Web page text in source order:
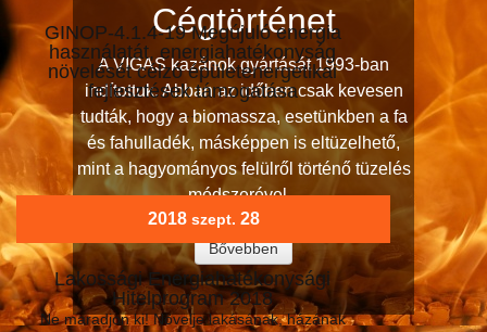
Cégtörténet
A VIGAS kazánok gyártását 1993-ban
indítottuk. Abban az időben csak kevesen
tudták, hogy a biomassza, esetünkben a fa
és fahulladék, másképpen is eltüzelhető,
mint a hagyományos felülről történő tüzelés
módszerével...
Bővebben
GINOP-4.1.4-19 Megújuló energia
használatát, energiahatékonyság
növelését célzó épületenergetikai
fejlesztések támogatása
...
2018 szept. 28
Lakossági Energiahatékonysági
Hitelprogram 2018
Ne maradjon ki! Növelje lakásának, házának